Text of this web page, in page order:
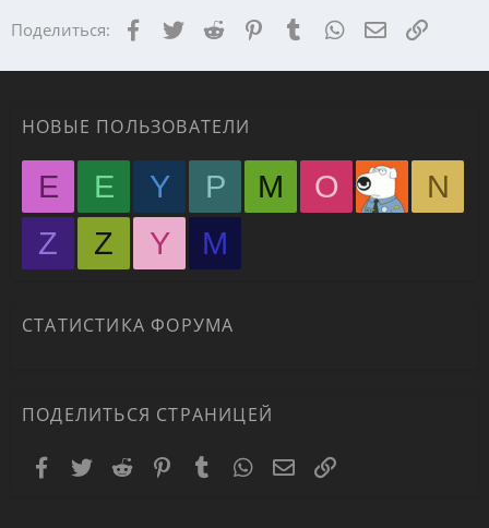
Поделиться: Facebook
TwitterReddit PinterestTumblr WhatsApp Ссылка
НОВЫЕ ПОЛЬЗОВАТЕЛИ
E E Y P M O
N
Z
Z Y М
СТАТИСТИКА ФОРУМА
ПОДЕЛИТЬСЯ СТРАНИЦЕЙ
Facebook
TwitterReddit PinterestTumblrWhatsAppЭлектронная почта
Ссылка